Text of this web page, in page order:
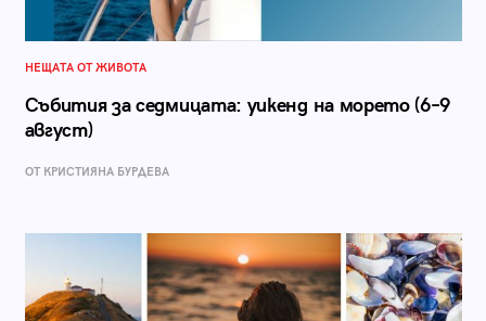
НЕЩАТА ОТ ЖИВОТА
Събития за седмицата: уикенд на морето (6–9
август)
ОТ КРИСТИЯНА БУРДЕВА